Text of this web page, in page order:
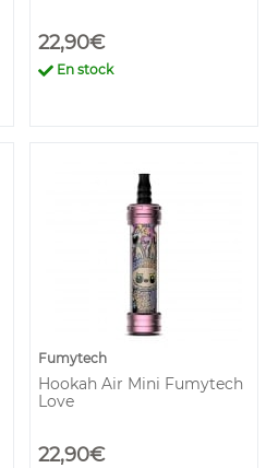
22,90€
En stock
Fumytech
Hookah Air Mini Fumytech
Love
22,90€